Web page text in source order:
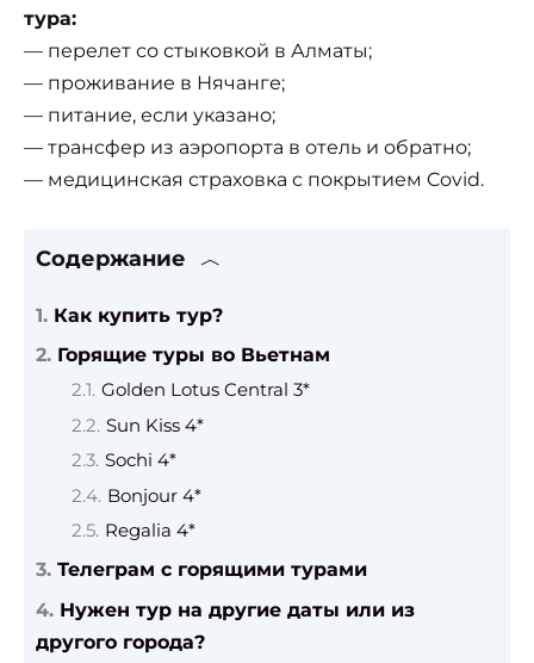
тура:
— перелет со стыковкой в Алматы;
— проживание в Нячанге;
— питание, если указано;
— трансфер из аэропорта в отель и обратно;
— медицинская страховка с покрытием Covid.
Содержание
Как купить тур?
Горящие туры во Вьетнам
Golden Lotus Central 3*
Sun Kiss 4*
Sochi 4*
Bonjour 4*
Regalia 4*
Телеграм с горящими турами
Нужен тур на другие даты или из
другого города?